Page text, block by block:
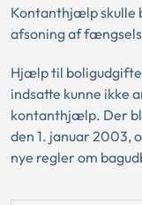
Kontanthjælp skulle
afsoning af
Hjælp til
indsatte kunne ikke
kontanthjælp. Der
den 1. januar 2003,
nye regler om